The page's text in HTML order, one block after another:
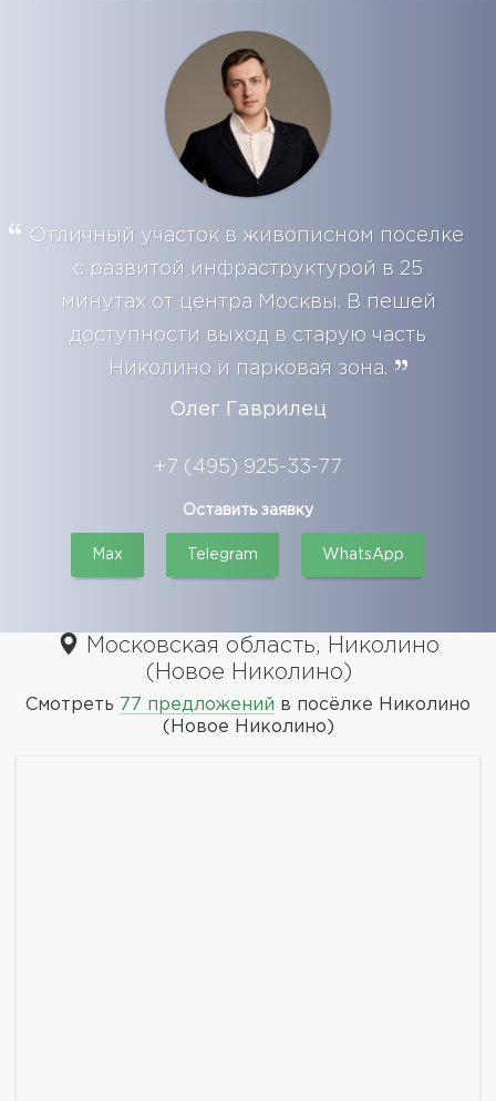
Отличный участок в живописном поселке
с развитой инфраструктурой в 25
минутах от центра Москвы. В пешей
доступности выход в старую часть
Николино и парковая зона.
Олег Гаврилец
+7 (495) 925-33-77
Оставить заявку
Max Telegram WhatsApp
Московская область, Николино
(Новое Николино)
Смотреть 77 предложений в посёлке Николино
(Новое Николино)